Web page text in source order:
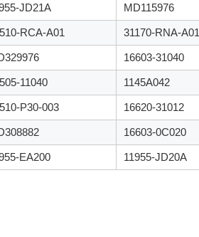
JD21A MD115976
RCA-A01 31170-RNA-A01
16603-31040
11040 1145A042
P30-003 16620-31012
16603-0C020
EA200 11955-JD20A